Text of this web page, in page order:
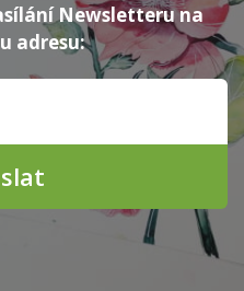
Newsletteru na
adresu: